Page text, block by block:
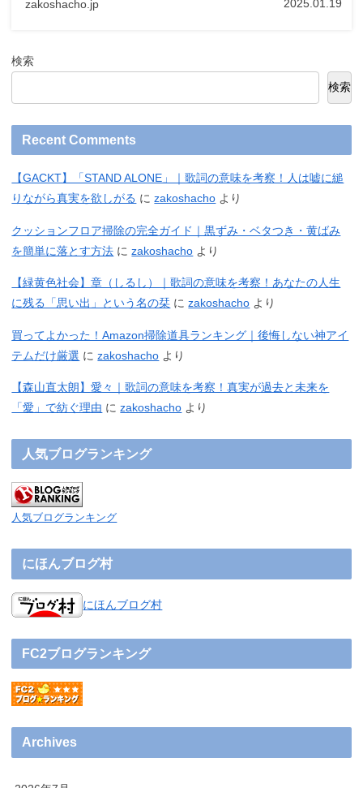
zakoshacho.jp 2025.01.19
検索
検索
Recent Comments
【GACKT】「STAND ALONE」｜歌詞の意味を考察！人は嘘に縋
りながら真実を欲しがる にzakoshacho より
クッションフロア掃除の完全ガイド｜黒ずみ・ベタつき・黄ばみ
を簡単に落とす方法 にzakoshacho より
【緑黄色社会】章（しるし）｜歌詞の意味を考察！あなたの人生
に残る「思い出」という名の栞 にzakoshacho より
買ってよかった！Amazon掃除道具ランキング｜後悔しない神アイ
テムだけ厳選 にzakoshacho より
【森山直太朗】愛々｜歌詞の意味を考察！真実が過去と未来を
「愛」で紡ぐ理由 にzakoshacho より
人気ブログランキング
人気ブログランキング
にほんブログ村
にほんブログ村
FC2ブログランキング
Archives